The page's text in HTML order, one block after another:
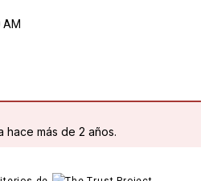
AM
hace más de 2 años.